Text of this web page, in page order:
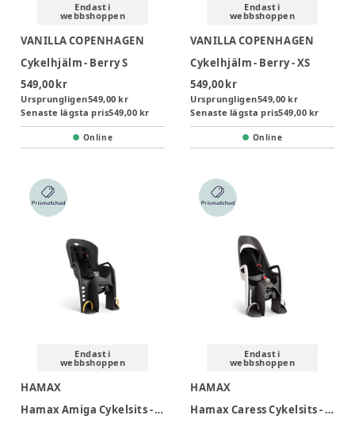
Endast i
webbshoppen
VANILLA COPENHAGEN
Cykelhjälm - Berry S
549,00 kr
Ursprungligen549,00 kr
Senaste lägsta pris549,00 kr
Online
Endast i
webbshoppen
VANILLA COPENHAGEN
Cykelhjälm - Berry - XS
549,00 kr
Ursprungligen549,00 kr
Senaste lägsta pris549,00 kr
Online
Endast i
webbshoppen
HAMAX
Hamax Amiga Cykelsits - Dark Grey/Multi
Endast i
webbshoppen
HAMAX
Hamax Caress Cykelsits - White/Black